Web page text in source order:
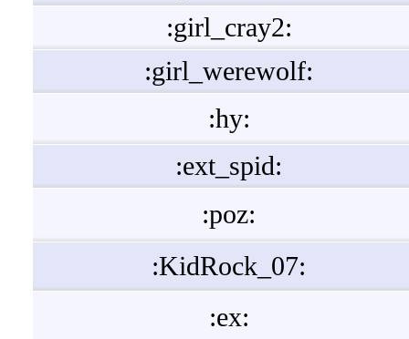
:girl_cray2:
:girl_werewolf:
:hy:
:ext_spid:
:poz:
:KidRock_07:
:ex: